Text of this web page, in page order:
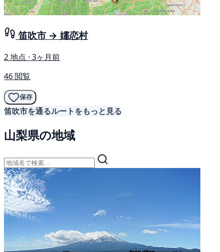
笛吹市 → 嬬恋村
2 地点 · 3ヶ月前
46 閲覧
保存
笛吹市を通るルートをもっと見る
山梨県の地域